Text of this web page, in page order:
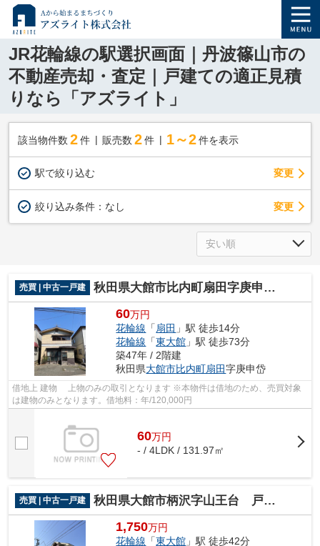
JR花輪線の駅選択画面｜丹波篠山市の
不動産売却・査定｜戸建ての適正見積
りなら「アズライト」
該当物件数 2件 販売数 2 件 1～2 件を表示
駅で絞り込む 変更
絞り込み条件： なし 変更
売買 | 中古一戸建 秋田県大館市比内町扇田字庚申岱 借地戸建
60万円
花輪線 「扇田 」駅 徒歩14分
花輪線 「東大館 」駅 徒歩73分
築47年 / 2階建
秋田県大館市比内町扇田字庚申岱
借地上 建物 上物のみの取引となります ※本物件は借地のため、売買対象
は建物のみとなります。借地料：年/120,000円
60万円
- / 4LDK / 131.97㎡
売買 | 中古一戸建 秋田県大館市柄沢字山王台 戸建て
1,750万円
花輪線 「東大館 」駅 徒歩42分